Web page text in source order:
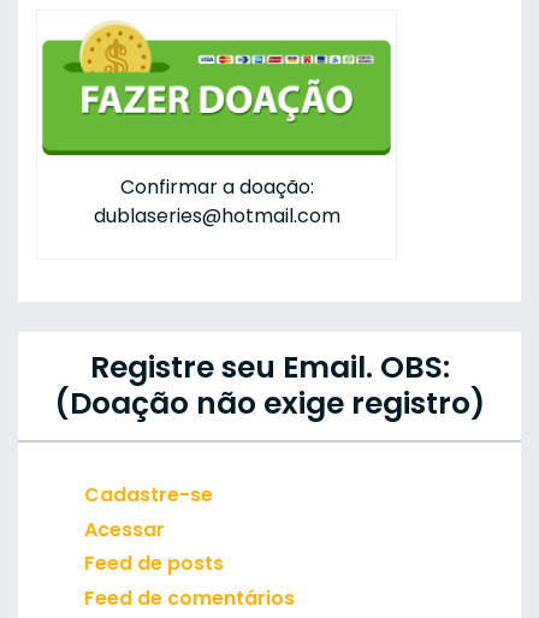
Confirmar a doação:
dublaseries@hotmail.com
Registre seu Email. OBS:
(Doação não exige registro)
Cadastre-se
Acessar
Feed de posts
Feed de comentários